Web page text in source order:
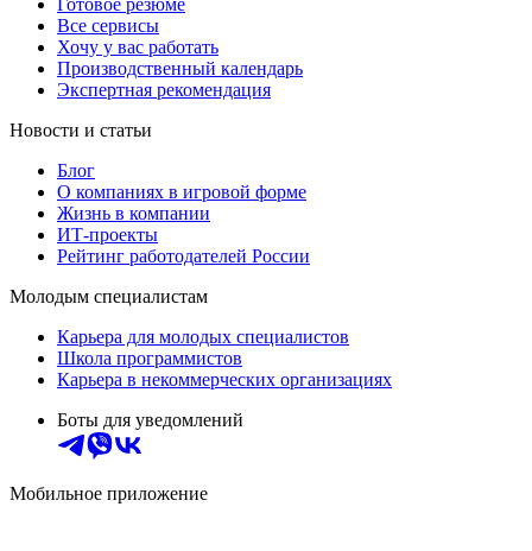
Готовое резюме
Все сервисы
Хочу у вас работать
Производственный календарь
Экспертная рекомендация
Новости и статьи
Блог
О компаниях в игровой форме
Жизнь в компании
ИТ-проекты
Рейтинг работодателей России
Молодым специалистам
Карьера для молодых специалистов
Школа программистов
Карьера в некоммерческих организациях
Боты для уведомлений
Мобильное приложение